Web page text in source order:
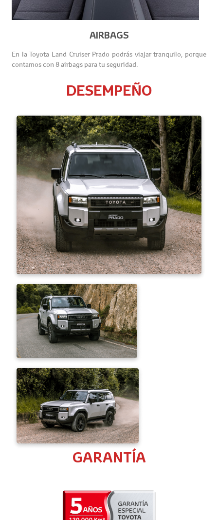
AIRBAGS
En la Toyota Land Cruiser Prado podrás viajar tranquilo, porque
contamos con 8 airbags para tu seguridad.
DESEMPEÑO
GARANTÍA